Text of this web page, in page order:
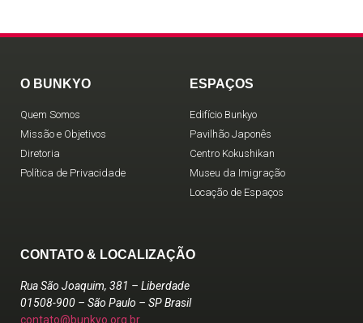
O BUNKYO
Quem Somos
Missão e Objetivos
Diretoria
Política de Privacidade
ESPAÇOS
Edifício Bunkyo
Pavilhão Japonês
Centro Kokushikan
Museu da Imigração
Locação de Espaços
CONTATO & LOCALIZAÇÃO
Rua São Joaquim, 381 – Liberdade
01508-900 – São Paulo – SP Brasil
contato@bunkyo.org.br